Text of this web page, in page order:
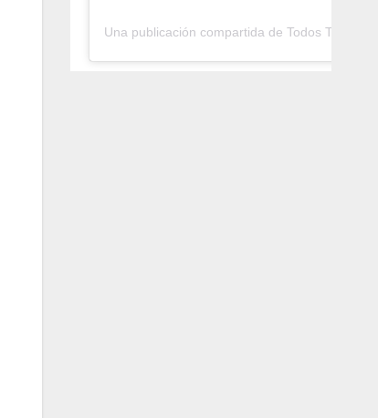
Una publicación compartida de Todos